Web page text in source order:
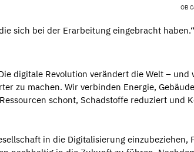
OB
sich bei der Erarbeitung eingebracht haben.“
digitale Revolution verändert die Welt – und
zu machen. Wir verbinden Energie,
schont, Schadstoffe reduziert und
in die Digitalisierung einzubeziehen,